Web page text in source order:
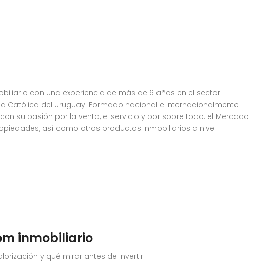
con una experiencia de más de 6 años en el sector
Católica del Uruguay. Formado nacional e internacionalmente
su pasión por la venta, el servicio y por sobre todo: el Mercado
así como otros productos inmobiliarios a nivel
inmobiliario
y qué mirar antes de invertir.